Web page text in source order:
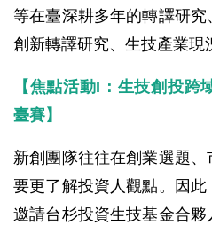
等在臺深耕多年的轉譯研
創新轉譯研究、生技產業現
【焦點活動I：生技創投跨
臺賽】
新創團隊往往在創業選題
要更了解投資人觀點。因此
邀請台杉投資生技基金合